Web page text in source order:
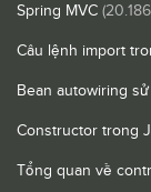
Spring MVC
Câu lệnh import
Bean autowiring
Constructor trong
Tổng quan về